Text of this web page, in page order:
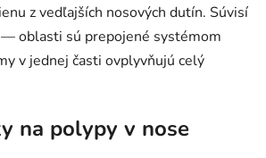
z vedľajších nosových dutín. Súvisí
oblasti sú prepojené systémom
v jednej časti ovplyvňujú celý
na polypy v nose